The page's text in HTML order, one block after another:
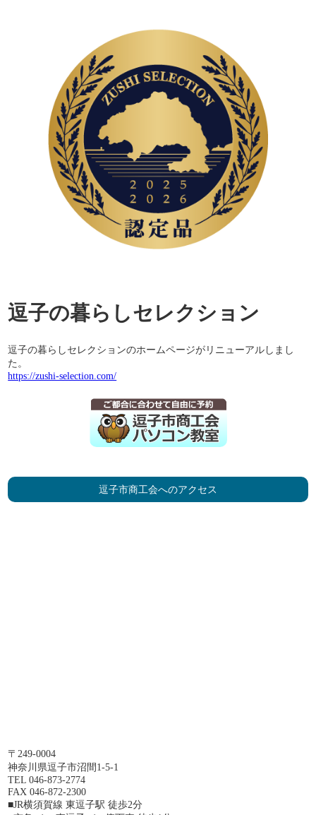
逗子の暮らしセレクション
逗子の暮らしセレクションのホームページがリニューアルしまし
た。
https://zushi-selection.com/
逗子市商工会へのアクセス
〒249-0004
神奈川県逗子市沼間1-5-1
TEL 046-873-2774
FAX 046-872-2300
■JR横須賀線 東逗子駅 徒歩2分